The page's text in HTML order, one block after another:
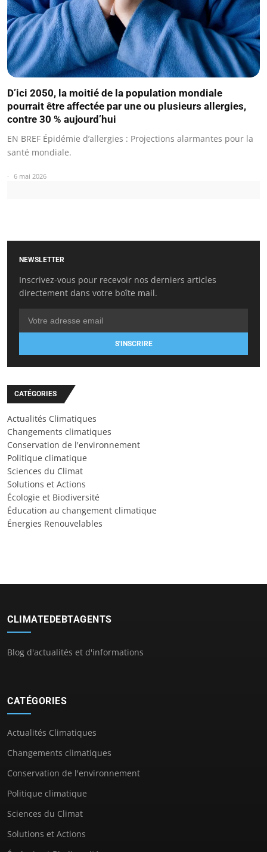
D’ici 2050, la moitié de la population mondiale
pourrait être affectée par une ou plusieurs allergies,
contre 30 % aujourd’hui
EN BREF Épidémie d’allergies : Projections alarmantes pour la
santé mondiale.
6 mai 2026
NEWSLETTER
Inscrivez-vous pour recevoir nos derniers articles
directement dans votre boîte mail.
S'INSCRIRE
CATÉGORIES
Actualités Climatiques
Changements climatiques
Conservation de l'environnement
Politique climatique
Sciences du Climat
Solutions et Actions
Écologie et Biodiversité
Éducation au changement climatique
Énergies Renouvelables
CLIMATEDEBTAGENTS
Blog d'actualités et d'informations
CATÉGORIES
Actualités Climatiques
Changements climatiques
Conservation de l'environnement
Politique climatique
Sciences du Climat
Solutions et Actions